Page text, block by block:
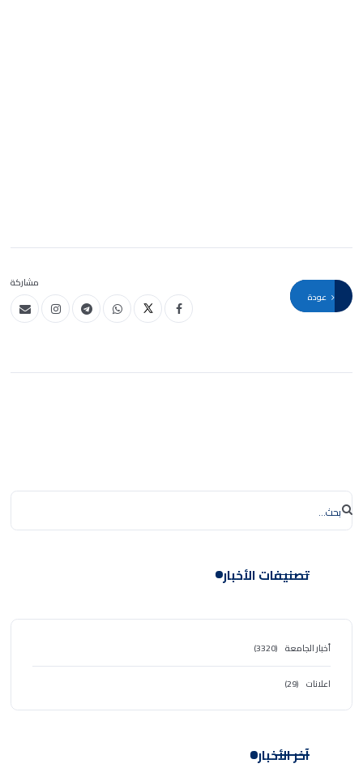
مشاركة
تصنيفات الأخبار
أخبار الجامعة (3320)
اعلانات (29)
آخر الأخبار